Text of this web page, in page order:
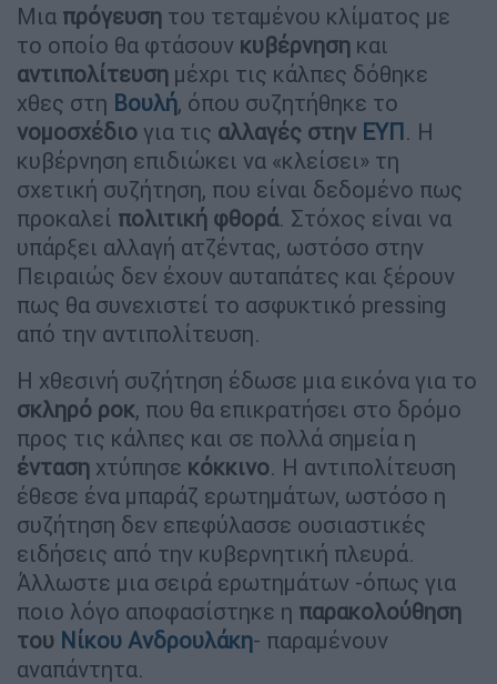
Μια πρόγευση του τεταμένου κλίματος με
το οποίο θα φτάσουν κυβέρνηση και
αντιπολίτευση μέχρι τις κάλπες δόθηκε
χθες στη Βουλή, όπου συζητήθηκε το
νομοσχέδιο για τις αλλαγές στην ΕΥΠ. Η
κυβέρνηση επιδιώκει να «κλείσει» τη
σχετική συζήτηση, που είναι δεδομένο πως
προκαλεί πολιτική φθορά. Στόχος είναι να
υπάρξει αλλαγή ατζέντας, ωστόσο στην
Πειραιώς δεν έχουν αυταπάτες και ξέρουν
πως θα συνεχιστεί το ασφυκτικό pressing
από την αντιπολίτευση.
Η χθεσινή συζήτηση έδωσε μια εικόνα για το
σκληρό ροκ, που θα επικρατήσει στο δρόμο
προς τις κάλπες και σε πολλά σημεία η
ένταση χτύπησε κόκκινο. Η αντιπολίτευση
έθεσε ένα μπαράζ ερωτημάτων, ωστόσο η
συζήτηση δεν επεφύλασσε ουσιαστικές
ειδήσεις από την κυβερνητική πλευρά.
Άλλωστε μια σειρά ερωτημάτων -όπως για
ποιο λόγο αποφασίστηκε η παρακολούθηση
του Νίκου Ανδρουλάκη- παραμένουν
αναπάντητα.